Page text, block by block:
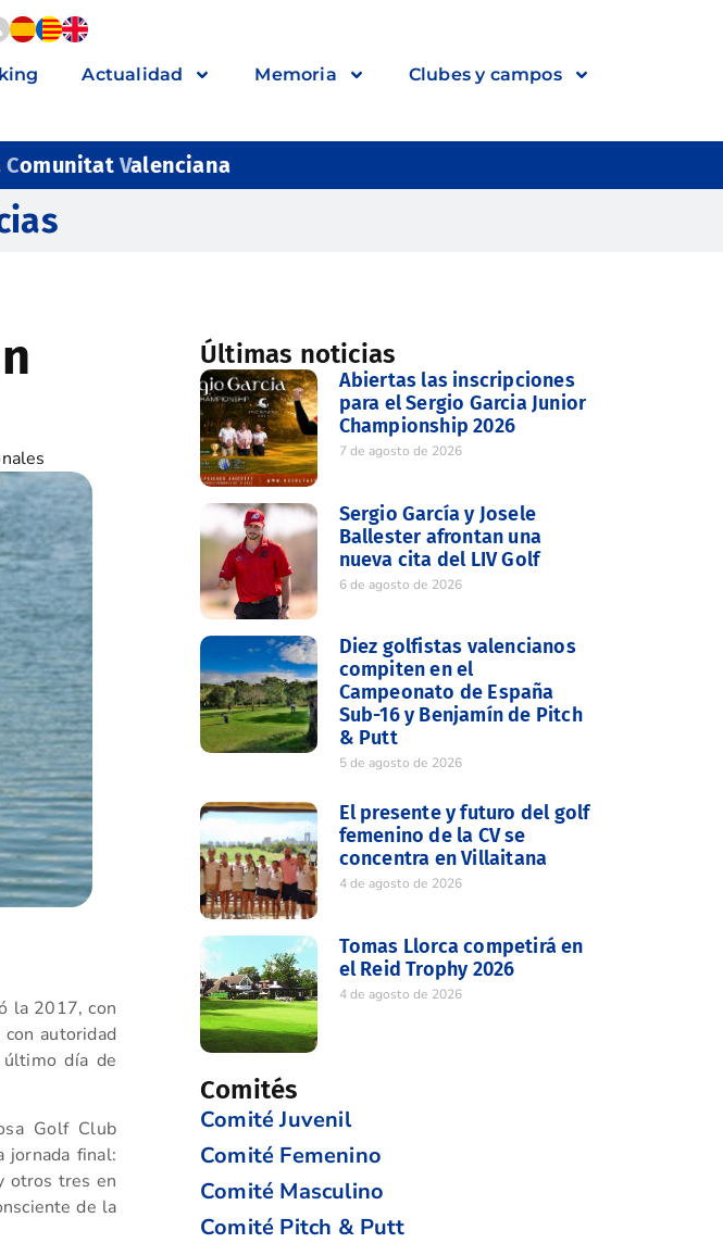
Actualidad Memoria Clubes y campos
ComunitatValenciana
la 2017, con
autoridad
día de
Golf Club
jornada final:
otros tres en
de la
Últimas noticias
Abiertas las inscripciones
para el Sergio Garcia Junior
Championship 2026
7 de agosto de 2026
Sergio García y Josele
Ballester afrontan una
nueva cita del LIV Golf
6 de agosto de 2026
Diez golfistas valencianos
compiten en el
Campeonato de España
Sub-16 y Benjamín de Pitch
& Putt
5 de agosto de 2026
El presente y futuro del golf
femenino de la CV se
concentra en Villaitana
4 de agosto de 2026
Tomas Llorca competirá en
el Reid Trophy 2026
4 de agosto de 2026
Comités
Comité Juvenil
Comité Femenino
Comité Masculino
Comité Pitch & Putt